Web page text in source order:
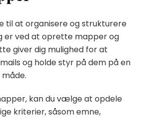
til at organisere og strukturere
er ved at oprette mapper og
giver dig mulighed for at
og holde styr på dem på en
kan du vælge at opdele
kriterier, såsom emne,